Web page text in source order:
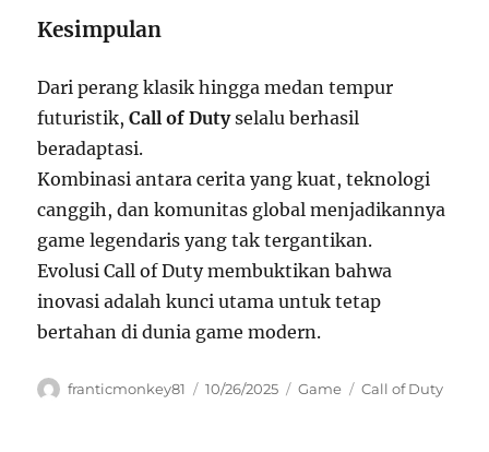
Kesimpulan
Dari perang klasik hingga medan tempur
futuristik,Call of Dutyselalu berhasil
beradaptasi.
Kombinasi antara cerita yang kuat, teknologi
canggih, dan komunitas global menjadikannya
game legendaris yang tak tergantikan.
Evolusi Call of Duty membuktikan bahwa
inovasi adalah kunci utama untuk tetap
bertahan di dunia game modern.
Author
franticmonkey81
Posted
10/26/2025 Categories
Game Tags
Call of Duty